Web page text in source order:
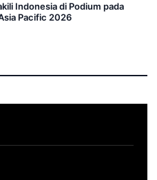
Indonesia di Podium pada
Pacific 2026